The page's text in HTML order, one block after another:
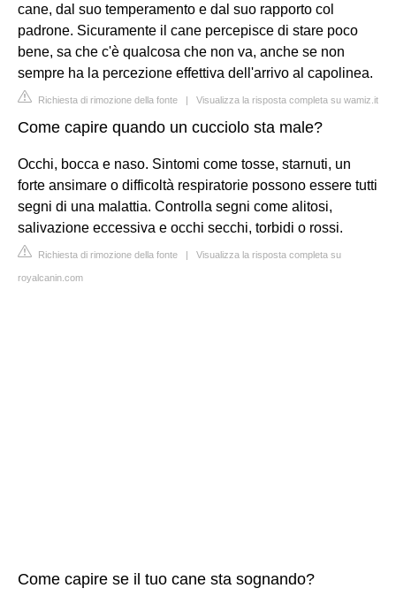
cane, dal suo temperamento e dal suo rapporto col
padrone. Sicuramente il cane percepisce di stare poco
bene, sa che c'è qualcosa che non va, anche se non
sempre ha la percezione effettiva dell'arrivo al capolinea.
Richiesta di rimozione della fonte | Visualizza la risposta completa su wamiz.it
Come capire quando un cucciolo sta male?
Occhi, bocca e naso. Sintomi come tosse, starnuti, un
forte ansimare o difficoltà respiratorie possono essere tutti
segni di una malattia. Controlla segni come alitosi,
salivazione eccessiva e occhi secchi, torbidi o rossi.
Richiesta di rimozione della fonte | Visualizza la risposta completa su
royalcanin.com
Come capire se il tuo cane sta sognando?